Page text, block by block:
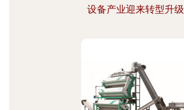
设备产业迎来转型升级